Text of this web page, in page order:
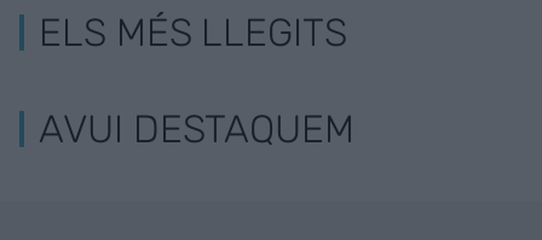
ELS MÉS LLEGITS
AVUI DESTAQUEM